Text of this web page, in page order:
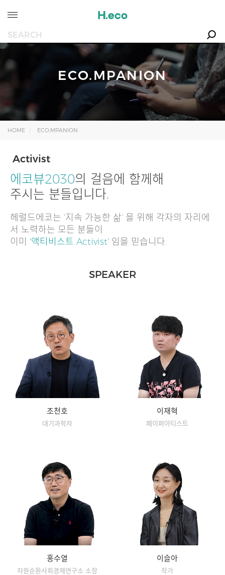
ECO.MPANION
HOME ECO.MPANION
Activist
에코뷰2030의 걸음에 함께해
주시는 분들입니다.
헤럴드에코는 '지속 가능한 삶' 을 위해 각자의 자리에
서 노력하는 모든 분들이
이미 '액티비스트 Activist' 임을 믿습니다.
SPEAKER
조천호
대기과학자
이재혁
페이퍼아티스트
홍수열
자원순환사회경제연구소 소장
이슬아
작가